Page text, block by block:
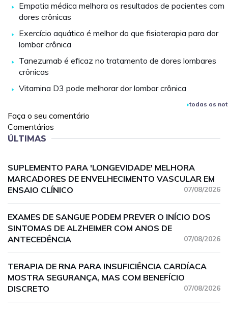
Empatia médica melhora os resultados de pacientes com
dores crônicas
Exercício aquático é melhor do que fisioterapia para dor
lombar crônica
Tanezumab é eficaz no tratamento de dores lombares
crônicas
Vitamina D3 pode melhorar dor lombar crônica
todas as
Faça o seu comentário
Comentários
ÚLTIMAS
SUPLEMENTO PARA 'LONGEVIDADE' MELHORA
MARCADORES DE ENVELHECIMENTO VASCULAR EM
ENSAIO CLÍNICO
07/08/2026
EXAMES DE SANGUE PODEM PREVER O INÍCIO DOS
SINTOMAS DE ALZHEIMER COM ANOS DE
ANTECEDÊNCIA
07/08/2026
TERAPIA DE RNA PARA INSUFICIÊNCIA CARDÍACA
MOSTRA SEGURANÇA, MAS COM BENEFÍCIO
DISCRETO
07/08/2026